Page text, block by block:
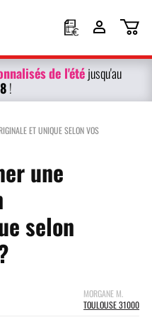
de l'étéjusqu'au
!
ET UNIQUE SELON VOS
une
selon
MORGANE M.
TOULOUSE 31000